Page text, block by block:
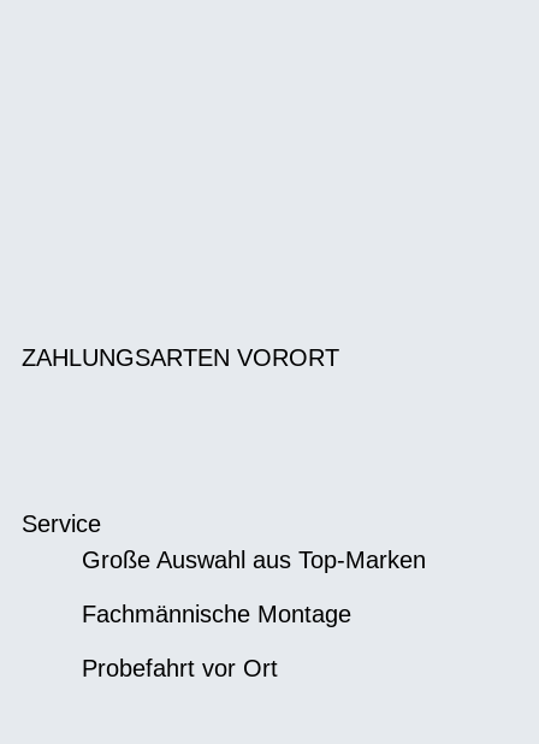
ZAHLUNGSARTEN VORORT
Service
Große Auswahl aus Top-Marken
Fachmännische Montage
Probefahrt vor Ort